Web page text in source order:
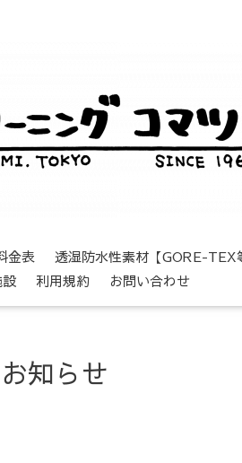
金表 透湿防水性素材【GORE-TEX
利用規約 お問い合わせ
お知らせ